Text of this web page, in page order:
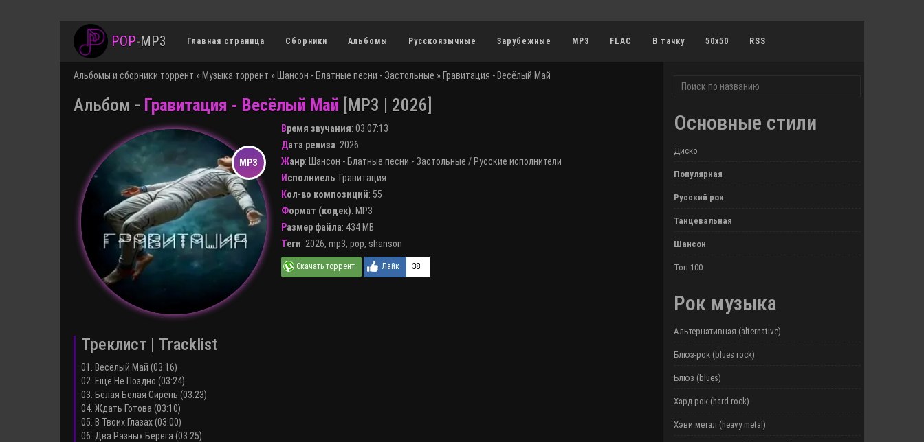
POP-MP3 Главная страница Сборники Альбомы Русскоязычные Зарубежные MP3 FLAC В тачку 50x50 RSS
Альбомы и сборники торрент » Музыка торрент » Шансон - Блатные песни - Застольные » Гравитация - Весёлый Май
Альбом - Гравитация - Весёлый Май [MP3 | 2026]
Время звучания: 03:07:13
Дата релиза: 2026
Жанр: Шансон - Блатные песни - Застольные / Русские исполнители
Исполниель: Гравитация
Кол-во композиций: 55
Формат (кодек): MP3
Размер файла: 434 MB
Теги: 2026, mp3, pop, shanson
38
Треклист | Tracklist
01. Весёлый Май (03:16)
02. Ещё Не Поздно (03:24)
03. Белая Белая Сирень (03:23)
04. Ждать Готова (03:10)
05. В Твоих Глазах (03:00)
06. Два Разных Берега (03:25)
Основные стили
Диско
Популярная
Русский рок
Танцевальная
Шансон
Топ 100
Рок музыка
Альтернативная (alternative)
Блюз-рок (blues rock)
Блюз (blues)
Хард рок (hard rock)
Хэви метал (heavy metal)